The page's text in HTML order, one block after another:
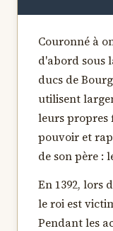
Couronné à
d'abord sous
ducs de
utilisent
leurs propres
pouvoir et
de son père :
En 1392, lors
le roi est
Pendant les